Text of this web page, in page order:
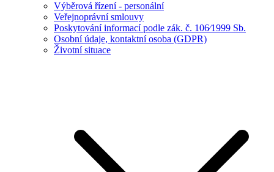
Výběrová řízení - personální
Veřejnoprávní smlouvy
Poskytování informací podle zák. č. 106⁄1999 Sb.
Osobní údaje, kontaktní osoba (GDPR)
Životní situace